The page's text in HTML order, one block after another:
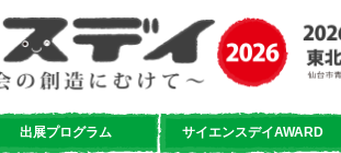
出展プログラム サイエンスデイAWARD